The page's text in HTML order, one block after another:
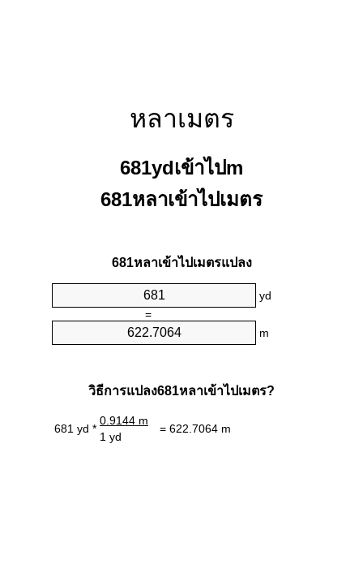
หลาเมตร
681ydเข้าไปm
681หลาเข้าไปเมตร
681หลาเข้าไปเมตรแปลง
yd
=
m
วิธีการแปลง681หลาเข้าไปเมตร?
681 yd *
0.9144 m
= 622.7064 m
1 yd